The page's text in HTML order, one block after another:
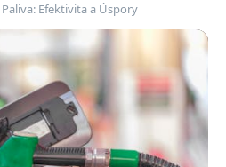
Efektivita a Úspory